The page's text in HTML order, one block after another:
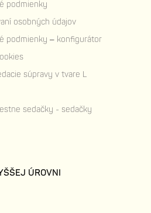
podmienky
osobných údajov
podmienky – konfigurátor
súpravy v tvare L
sedačky - sedačky
ÚROVNI